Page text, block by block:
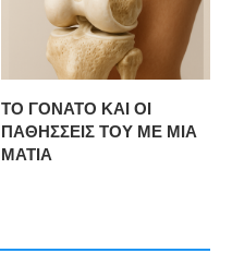
ΤΟ ΓΟΝΑΤΟ ΚΑΙ ΟΙ
ΠΑΘΗΣΣΕΙΣ ΤΟΥ ΜΕ ΜΙΑ
ΜΑΤΙΑ